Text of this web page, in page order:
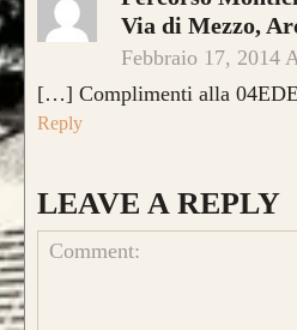
Via di Mezzo,
Febbraio 17, 2014
[…] Complimenti alla
Reply
LEAVE A REPLY